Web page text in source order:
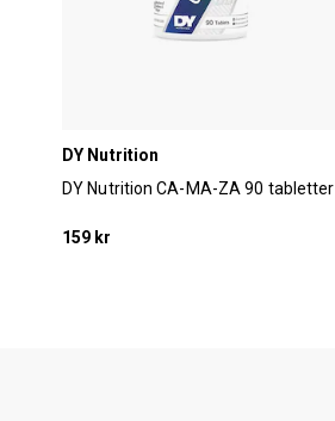
DY Nutrition
DY Nutrition CA-MA-ZA 90 tabletter
159 kr